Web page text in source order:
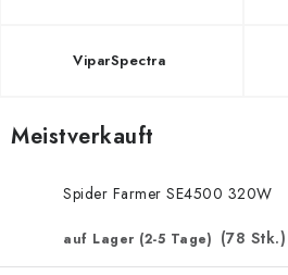
ViparSpectra
Meistverkauft
Spider Farmer SE4500 320W
auf Lager (2-5 Tage) (78 Stk.)